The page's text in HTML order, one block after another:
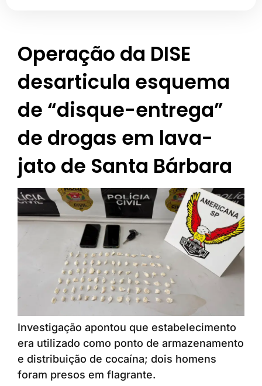
Operação da DISE
desarticula esquema
de “disque-entrega”
de drogas em lava-
jato de Santa Bárbara
Investigação apontou que estabelecimento
era utilizado como ponto de armazenamento
e distribuição de cocaína; dois homens
foram presos em flagrante.